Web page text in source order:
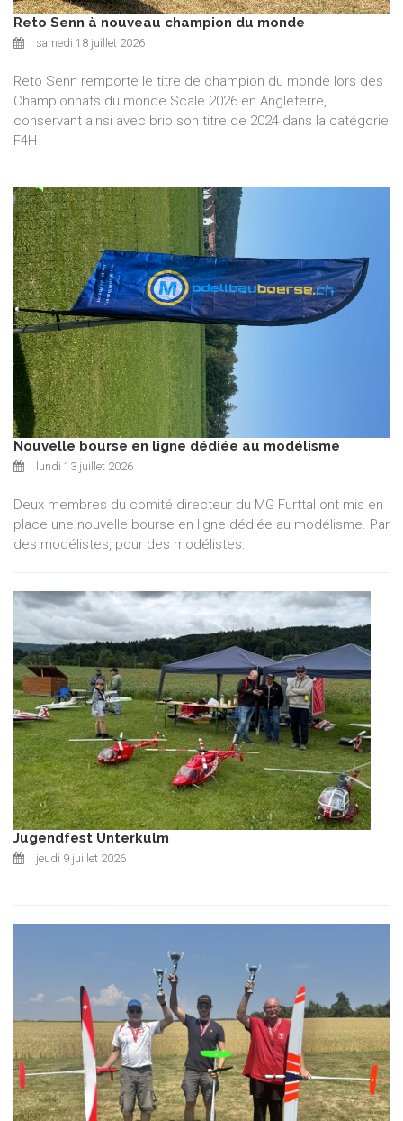
Reto Senn à nouveau champion du monde
samedi 18 juillet 2026
Reto Senn remporte le titre de champion du monde lors des
Championnats du monde Scale 2026 en Angleterre,
conservant ainsi avec brio son titre de 2024 dans la catégorie
F4H
Nouvelle bourse en ligne dédiée au modélisme
lundi 13 juillet 2026
Deux membres du comité directeur du MG Furttal ont mis en
place une nouvelle bourse en ligne dédiée au modélisme. Par
des modélistes, pour des modélistes.
Jugendfest Unterkulm
jeudi 9 juillet 2026